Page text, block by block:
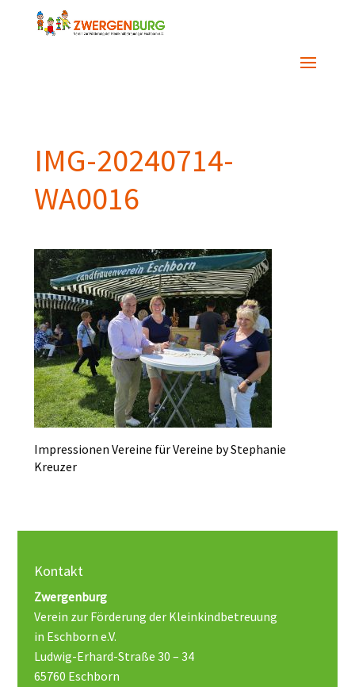
IMG-20240714-
WA0016
Impressionen Vereine für Vereine by Stephanie
Kreuzer
Kontakt
Zwergenburg
Verein zur Förderung der Kleinkindbetreuung
in Eschborn e.V.
Ludwig-Erhard-Straße 30 – 34
65760 Eschborn